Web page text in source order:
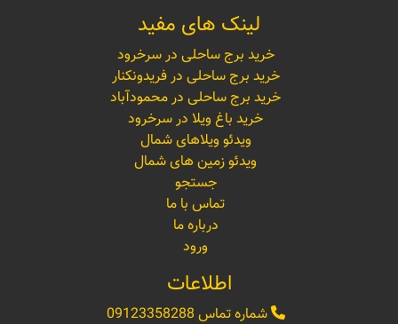
لینک های مفید
خرید برج ساحلی در سرخرود
خرید برج ساحلی در فریدونکنار
خرید برج ساحلی در محمودآباد
خرید باغ ویلا در سرخرود
ویدئو ویلاهای شمال
ویدئو زمین های شمال
جستجو
تماس با ما
درباره ما
ورود
اطلاعات
شماره تماس 09123358288